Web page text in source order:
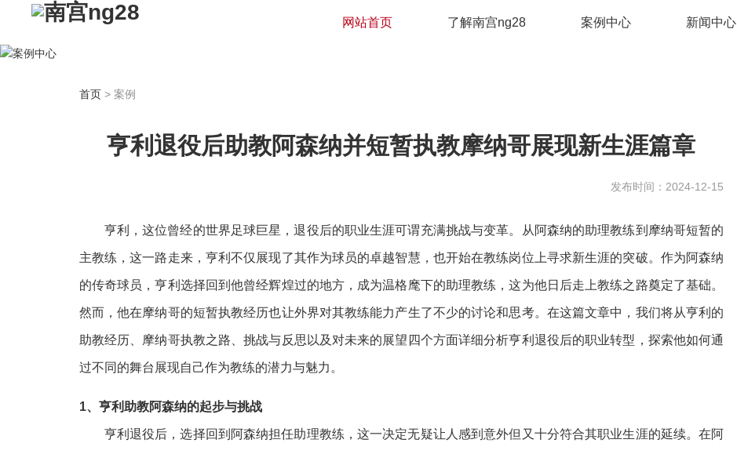
网站首页 了解南宫ng28 案例中心 新闻中心
汇聚最新资讯 / 产品信息
立即咨询首页> 案例
亨利退役后助教阿森纳并短暂执教摩纳哥展现新生涯篇章
发布时间：2024-12-15
亨利，这位曾经的世界足球巨星，退役后的职业生涯可谓充满挑战与变革。从阿森纳的助理教练到摩纳哥短暂的
主教练，这一路走来，亨利不仅展现了其作为球员的卓越智慧，也开始在教练岗位上寻求新生涯的突破。作为阿森纳
的传奇球员，亨利选择回到他曾经辉煌过的地方，成为温格麾下的助理教练，这为他日后走上教练之路奠定了基础。
然而，他在摩纳哥的短暂执教经历也让外界对其教练能力产生了不少的讨论和思考。在这篇文章中，我们将从亨利的
助教经历、摩纳哥执教之路、挑战与反思以及对未来的展望四个方面详细分析亨利退役后的职业转型，探索他如何通
过不同的舞台展现自己作为教练的潜力与魅力。
1、亨利助教阿森纳的起步与挑战
亨利退役后，选择回到阿森纳担任助理教练，这一决定无疑让人感到意外但又十分符合其职业生涯的延续。在阿